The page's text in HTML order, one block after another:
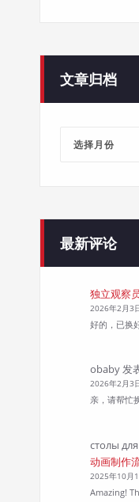
文章归档
最新评论
独立观察
2026年2月3
好的，已换
obaby发
2026年2月3
亲，请帮忙
столы
动画制作
2025年10月
Amazing!